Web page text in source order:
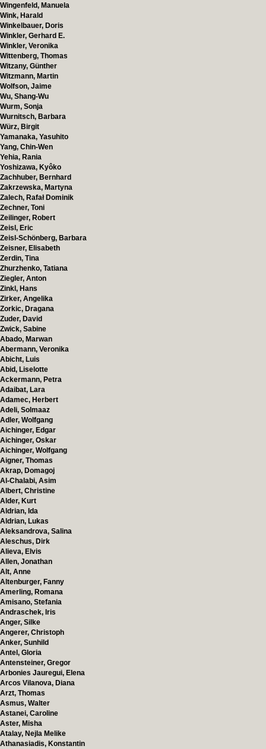
Wingenfeld, Manuela
Wink, Harald
Winkelbauer, Doris
Winkler, Gerhard E.
Winkler, Veronika
Wittenberg, Thomas
Witzany, Günther
Witzmann, Martin
Wolfson, Jaime
Wu, Shang-Wu
Wurm, Sonja
Wurnitsch, Barbara
Würz, Birgit
Yamanaka, Yasuhito
Yang, Chin-Wen
Yehia, Rania
Yoshizawa, Kyôko
Zachhuber, Bernhard
Zakrzewska, Martyna
Zalech, Rafał Dominik
Zechner, Toni
Zeilinger, Robert
Zeisl, Eric
Zeisl-Schönberg, Barbara
Zeisner, Elisabeth
Zerdin, Tina
Zhurzhenko, Tatiana
Ziegler, Anton
Zinkl, Hans
Zirker, Angelika
Zorkic, Dragana
Zuder, David
Zwick, Sabine
Abado, Marwan
Abermann, Veronika
Abicht, Luis
Abid, Liselotte
Ackermann, Petra
Adaibat, Lara
Adamec, Herbert
Adeli, Solmaaz
Adler, Wolfgang
Aichinger, Edgar
Aichinger, Oskar
Aichinger, Wolfgang
Aigner, Thomas
Akrap, Domagoj
Al-Chalabi, Asim
Albert, Christine
Alder, Kurt
Aldrian, Ida
Aldrian, Lukas
Aleksandrova, Salina
Aleschus, Dirk
Alieva, Elvis
Allen, Jonathan
Alt, Anne
Altenburger, Fanny
Amerling, Romana
Amisano, Stefania
Andraschek, Iris
Anger, Silke
Angerer, Christoph
Anker, Sunhild
Antel, Gloria
Antensteiner, Gregor
Arbonies Jauregui, Elena
Arcos Vilanova, Diana
Arzt, Thomas
Asmus, Walter
Astanei, Caroline
Aster, Misha
Atalay, Nejla Melike
Athanasiadis, Konstantin